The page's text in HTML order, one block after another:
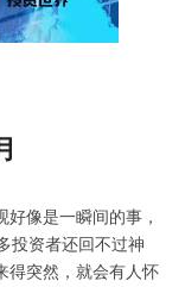
像是一瞬间的事，
投资者还回不过神
得突然，就会有人怀